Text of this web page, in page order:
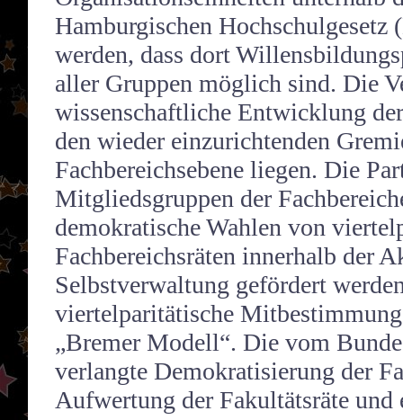
Hamburgischen
werden, dass dort
aller Gruppen möglich sind. Die
wissenschaftliche Entwicklung
den wieder einzurichtenden
Fachbereichsebene liegen. Die
Mitgliedsgruppen der
demokratische Wahlen von
Fachbereichsräten innerhalb der
Selbstverwaltung gefördert
viertelparitätische
„Bremer Modell“. Die vom
verlangte Demokratisierung der
Aufwertung der Fakultätsräte und